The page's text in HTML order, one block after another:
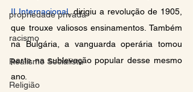
propriedade privada
racismo
Realismo Socialista
Religião
II Internacional, dirigiu a revolução de 1905,
que trouxe valiosos ensinamentos. Também
na Bulgária, a vanguarda operária tomou
parte na sublevação popular desse mesmo
ano.